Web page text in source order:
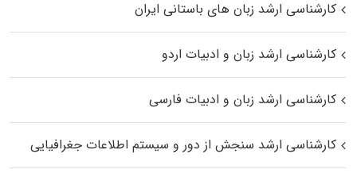
کارشناسی ارشد زبان‌ های باستانی ایران
کارشناسی ارشد زبان و ادبیات اردو
کارشناسی ارشد زبان و ادبیات فارسی
کارشناسی ارشد سنجش از دور و سیستم اطلاعات جغرافیایی